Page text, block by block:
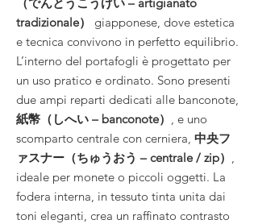
tradizionale）
giapponese, dove estetica
e tecnica convivono in perfetto equilibrio.
L’interno del portafogli è progettato per
un uso pratico e ordinato. Sono presenti
due ampi reparti dedicati alle banconote,
紙幣（しへい – banconote） , e uno
scomparto centrale con cerniera, 中央フ
ァスナー（ちゅうおう – centrale / zip） ,
ideale per monete o piccoli oggetti. La
fodera interna, in tessuto tinta unita dai
toni eleganti, crea un raffinato contrasto